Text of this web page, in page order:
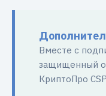
Вместе с
защищенный
КриптоПро